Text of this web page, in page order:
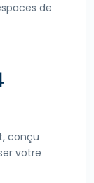
de
conçu
votre